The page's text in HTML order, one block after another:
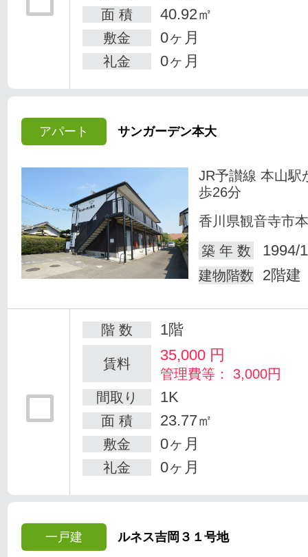
面 積 40.92㎡
敷金 0ヶ月
礼金 0ヶ月
アパート サンガーデン本大
JR予讃線 本山駅
歩26分
香川県観音寺市
築 年 数
1994/
建物階数 2階建
階 数 1階
賃料 35,000 円
管理費等： 3,000円
間取り
1K
面 積 23.77㎡
敷金 0ヶ月
礼金 0ヶ月
一戸建 ルネス吉岡３１号地